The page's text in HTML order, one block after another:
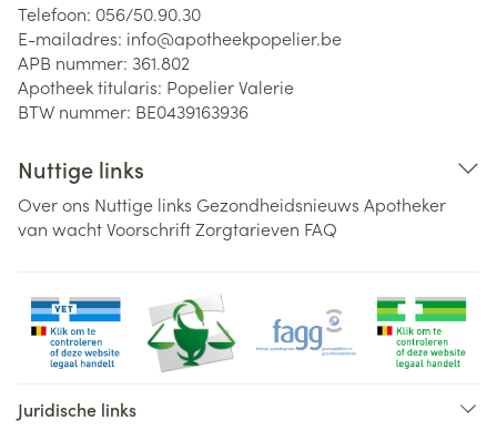
Telefoon: 056/50.90.30
E-mailadres: info@apotheekpopelier.be
APB nummer: 361.802
Apotheek titularis: Popelier Valerie
BTW nummer: BE0439163936
Nuttige links
Over ons Nuttige links Gezondheidsnieuws Apotheker
van wachtVoorschriftZorgtarieven FAQ
Juridische links